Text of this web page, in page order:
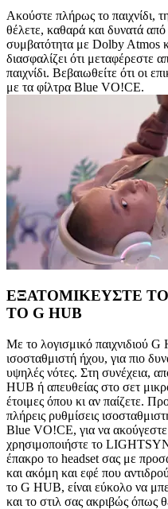
Ακούστε πλήρως το παιχνίδι,
θέλετε, καθαρά και δυνατά
συμβατότητα με Dolby Atmos
διασφαλίζει ότι μεταφέρεστε
παιχνίδι. Βεβαιωθείτε ότι οι
με τα φίλτρα Blue VO!CE.
ΕΞΑΤΟΜΙΚΕΥΣΤΕ
ΤΟ G HUB
Με το λογισμικό παιχνιδιού
ισοσταθμιστή ήχου, για πιο
υψηλές νότες. Στη συνέχεια,
HUB ή απευθείας στο σετ
έτοιμες όπου κι αν παίζετε.
πλήρεις ρυθμίσεις
Blue VO!CE, για να ακούγεστε
χρησιμοποιήστε το
έπακρο το headset σας με
και ακόμη και εφέ που
το G HUB, είναι εύκολο να
και το στιλ σας ακριβώς όπως